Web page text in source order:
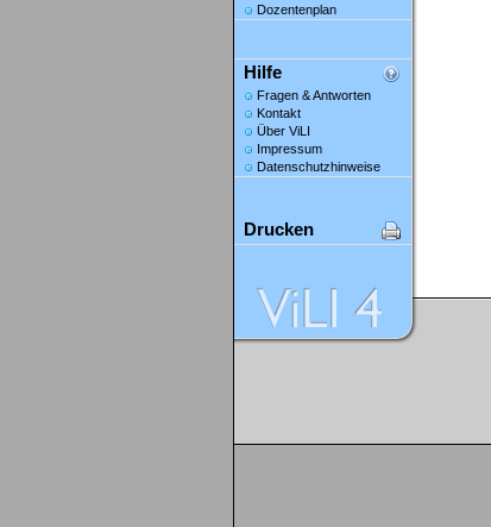
Dozentenplan
Hilfe
Fragen & Antworten
Kontakt
Über ViLI
Impressum
Datenschutzhinweise
Drucken